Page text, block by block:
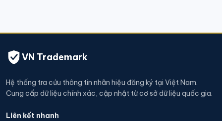
VN Trademark
Hệ thống tra cứu thông tin nhãn hiệu đăng ký tại Việt Nam.
Cung cấp dữ liệu chính xác, cập nhật từ cơ sở dữ liệu quốc gia.
Liên kết nhanh